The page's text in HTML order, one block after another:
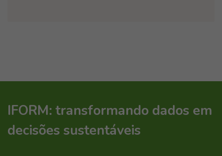
IFORM: transformando dados em
decisões sustentáveis